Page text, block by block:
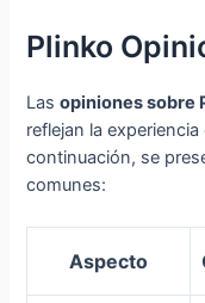
Plinko
Lasopiniones sobre
reflejan la
continuación, se
comunes:
Aspecto